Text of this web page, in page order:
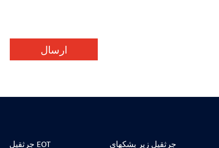
ارسال
جرثقیل EOT
جرثقیل زیر بشکهای